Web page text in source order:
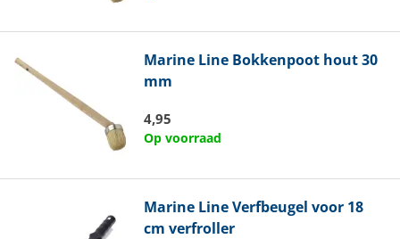
Marine Line Bokkenpoot hout 30
mm
4,95
Op voorraad
Marine LineVerfbeugel voor 18
cm verfroller